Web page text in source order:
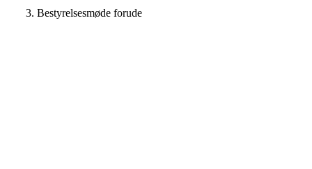
Bestyrelsesmøde forude